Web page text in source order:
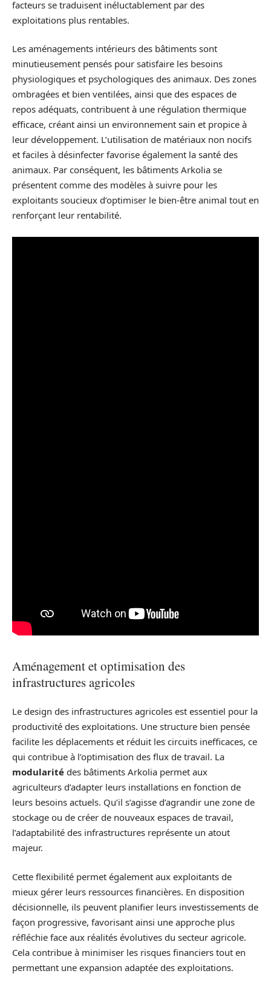
facteurs se traduisent inéluctablement par des
exploitations plus rentables.
Les aménagements intérieurs des bâtiments sont
minutieusement pensés pour satisfaire les besoins
physiologiques et psychologiques des animaux. Des zones
ombragées et bien ventilées, ainsi que des espaces de
repos adéquats, contribuent à une régulation thermique
efficace, créant ainsi un environnement sain et propice à
leur développement. L’utilisation de matériaux non nocifs
et faciles à désinfecter favorise également la santé des
animaux. Par conséquent, les bâtiments Arkolia se
présentent comme des modèles à suivre pour les
exploitants soucieux d’optimiser le bien-être animal tout en
renforçant leur rentabilité.
Aménagement et optimisation des
infrastructures agricoles
Le design des infrastructures agricoles est essentiel pour la
productivité des exploitations. Une structure bien pensée
facilite les déplacements et réduit les circuits inefficaces, ce
qui contribue à l’optimisation des flux de travail. La
modularité des bâtiments Arkolia permet aux
agriculteurs d’adapter leurs installations en fonction de
leurs besoins actuels. Qu’il s’agisse d’agrandir une zone de
stockage ou de créer de nouveaux espaces de travail,
l’adaptabilité des infrastructures représente un atout
majeur.
Cette flexibilité permet également aux exploitants de
mieux gérer leurs ressources financières. En disposition
décisionnelle, ils peuvent planifier leurs investissements de
façon progressive, favorisant ainsi une approche plus
réfléchie face aux réalités évolutives du secteur agricole.
Cela contribue à minimiser les risques financiers tout en
permettant une expansion adaptée des exploitations.